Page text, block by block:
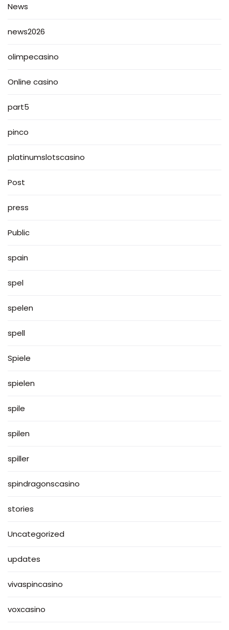
News
news2026
olimpecasino
Online casino
part5
pinco
platinumslotscasino
Post
press
Public
spain
spel
spelen
spell
Spiele
spielen
spile
spilen
spiller
spindragonscasino
stories
Uncategorized
updates
vivaspincasino
voxcasino